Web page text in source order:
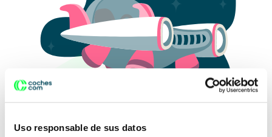
Uso responsable de sus datos